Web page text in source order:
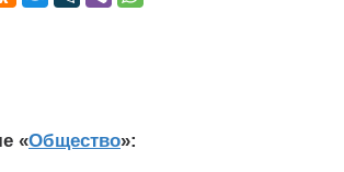
«Общество»: